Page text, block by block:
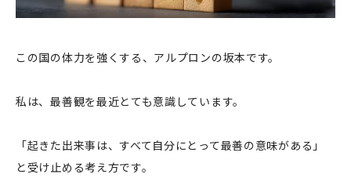
この国の体力を強くする、アルプロンの坂本です。
私は、最善観を最近とても意識しています。
「起きた出来事は、すべて自分にとって最善の意味がある」
と受け止める考え方です。